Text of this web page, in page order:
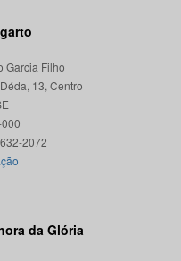
Garcia Filho
13, Centro
da Glória